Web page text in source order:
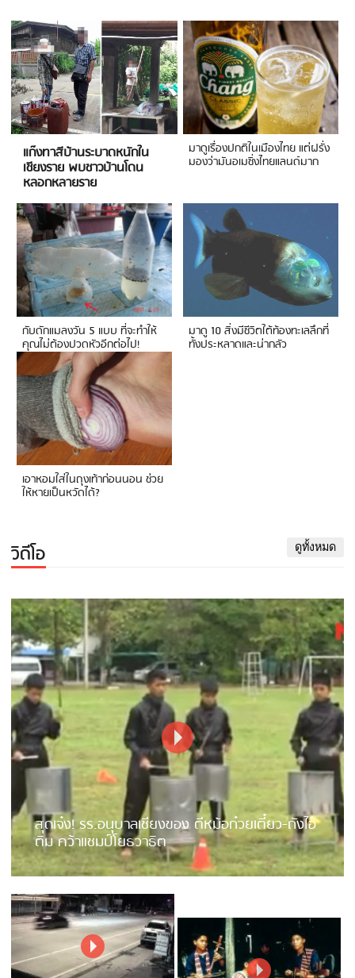
แก๊งทาสีบ้านระบาดหนักใน
เชียงราย พบชาวบ้านโดน
หลอกหลายราย
มาดูเรื่องปกติในเมืองไทย แต่ฝรั่ง
มองว่ามันอเมซิ่งไทยแลนด์มาก
กับดักแมลงวัน 5 แบบ ที่จะทำให้
คุณไม่ต้องปวดหัวอีกต่อไป!
มาดู 10 สิ่งมีชีวิตใต้ท้องทะเลลึกที่
ทั้งประหลาดและน่ากลัว
เอาหอมใส่ในถุงเท้าก่อนนอน ช่วย
ให้หายเป็นหวัดได้?
วิดีโอ ดูทั้งหมด
สุดเจ๋ง! รร.อนุบาลเชียงของ ตีหม้อก๋วยเตี๋ยว-ถังไอ
ติม คว้าแชมป์โยธวาธิต